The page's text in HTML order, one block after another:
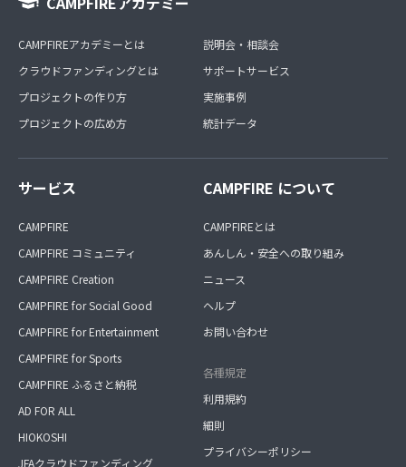
CAMPFIREアカデミーとは
クラウドファンディングとは
プロジェクトの作り方
プロジェクトの広め方
説明会・相談会
サポートサービス
実施事例
統計データ
サービス
CAMPFIRE
CAMPFIRE コミュニティ
CAMPFIRE Creation
CAMPFIRE for Social Good
CAMPFIRE for Entertainment
CAMPFIRE for Sports
CAMPFIRE ふるさと納税
AD FOR ALL
HIOKOSHI
JFAクラウドファンディング
CAMPFIRE について
CAMPFIREとは
あんしん・安全への取り組み
ニュース
ヘルプ
お問い合わせ
各種規定
利用規約
細則
プライバシーポリシー